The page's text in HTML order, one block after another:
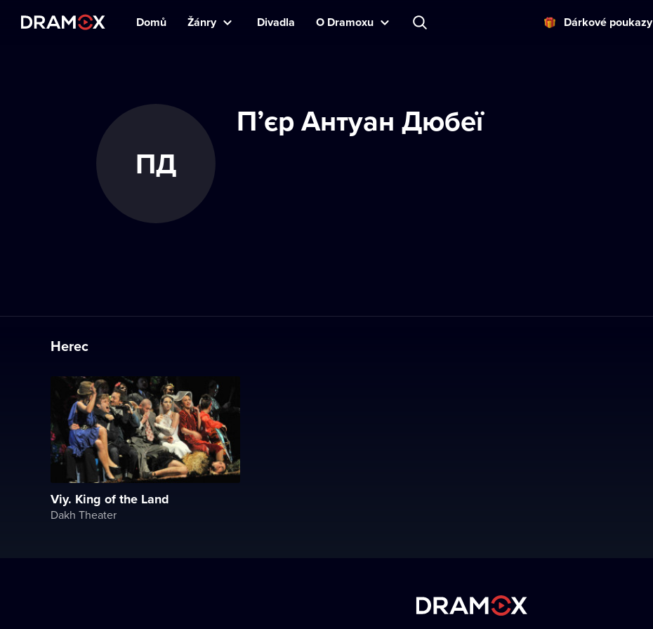
Domů Žánry Divadla O Dramoxu Dárkové poukazy
ПД
П’єр Антуан Дюбеї
Herec
Viy. King of the Land
Dakh Theater